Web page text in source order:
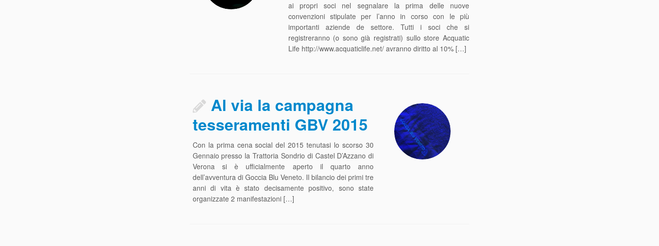
ai propri soci nel segnalare la prima delle nuove
convenzioni stipulate per l’anno in corso con le più
importanti aziende de settore. Tutti i soci che si
registreranno (o sono già registrati) sullo store Acquatic
Life http://www.acquaticlife.net/ avranno diritto al 10% […]
Al via la campagna
tesseramenti GBV 2015
Con la prima cena social del 2015 tenutasi lo scorso 30
Gennaio presso la Trattoria Sondrio di Castel D’Azzano di
Verona si è ufficialmente aperto il quarto anno
dell’avventura di Goccia Blu Veneto. Il bilancio dei primi tre
anni di vita è stato decisamente positivo, sono state
organizzate 2 manifestazioni […]